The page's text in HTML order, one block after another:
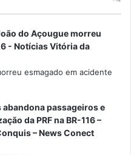
do Açougue morreu
- Notícias Vitória da
esmagado em acidente
passageiros e
da PRF na BR-116 –
– News Conect